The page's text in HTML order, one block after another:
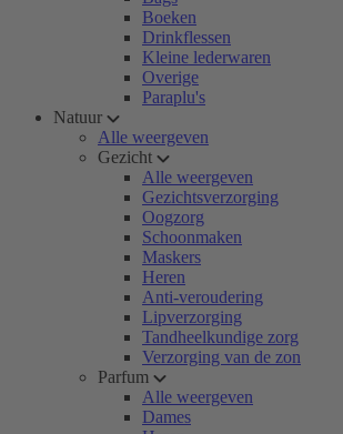
Boeken
Drinkflessen
Kleine lederwaren
Overige
Paraplu's
Natuur
Alle weergeven
Gezicht
Alle weergeven
Gezichtsverzorging
Oogzorg
Schoonmaken
Maskers
Heren
Anti-veroudering
Lipverzorging
Tandheelkundige zorg
Verzorging van de zon
Parfum
Alle weergeven
Dames